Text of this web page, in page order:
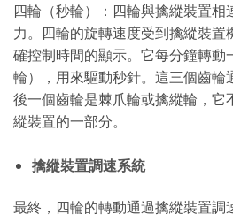
四輪（秒輪）：四輪與擒縱裝置相
力。四輪的旋轉速度受到擒縱裝
確控制時間的顯示。它每分鐘轉動
輪），用來驅動秒針。這三個齒輪
後一個齒輪是棘爪輪或擒縱輪，它
縱裝置的一部分。
擒縱裝置調速系統
最終，四輪的轉動通過擒縱裝置調